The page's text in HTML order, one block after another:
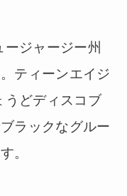
ジャージー州
ティーンエイジ
うどディスコブ
ラックなグルー
。